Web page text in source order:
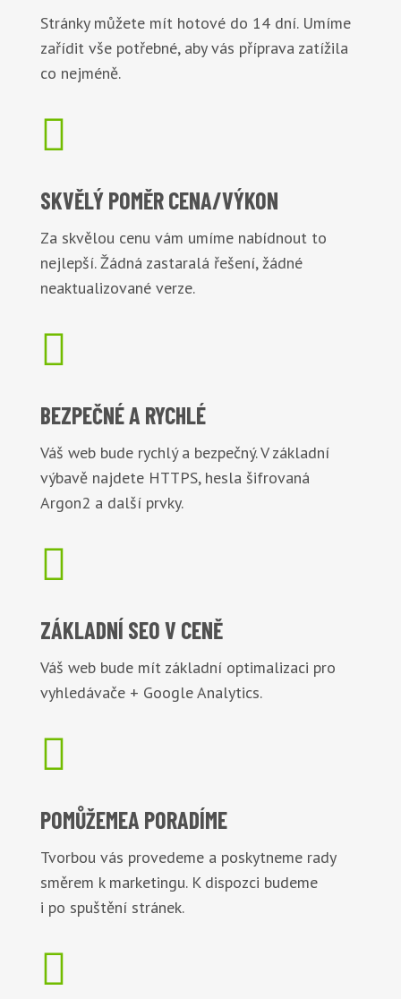
Stránky můžete mít hotové do 14 dní. Umíme
zařídit vše potřebné, aby vás příprava zatížila
co nejméně.

SKVĚLÝ POMĚRCENA/VÝKON
Za skvělou cenu vám umíme nabídnout to
nejlepší. Žádná zastaralá řešení, žádné
neaktualizované verze.

BEZPEČNÉA RYCHLÉ
Váš web bude rychlý a bezpečný. V základní
výbavě najdete HTTPS, hesla šifrovaná
Argon2 a další prvky.

ZÁKLADNÍ SEO V CENĚ
Váš web bude mít základní optimalizaci pro
vyhledávače + Google Analytics.

POMŮŽEMEA PORADÍME
Tvorbou vás provedeme a poskytneme rady
směrem k marketingu. K dispozci budeme
i po spuštění stránek.
